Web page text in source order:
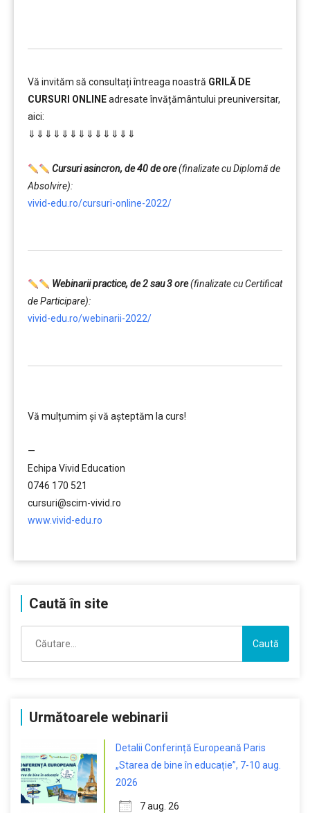
Vă invităm să consultați întreaga noastră GRILĂ DE
CURSURI ONLINEadresate învățământului preuniversitar,
aici:
⇓⇓⇓⇓⇓⇓⇓⇓⇓⇓⇓⇓⇓
Cursuri asincron, de 40 de ore(finalizate cu Diplomă de
Absolvire):
vivid-edu.ro/cursuri-online-2022/
Webinarii practice, de 2 sau 3 ore(finalizate cu Certificat
de Participare):
vivid-edu.ro/webinarii-2022/
Vă mulțumim și vă aşteptăm la curs!
—
Echipa Vivid Education
0746 170 521
cursuri@scim-vivid.ro
www.vivid-edu.ro
Caută în site
după:
Următoarele webinarii
Detalii Conferință Europeană Paris
„Starea de bine în educație”, 7-10 aug.
2026
7 aug. 26